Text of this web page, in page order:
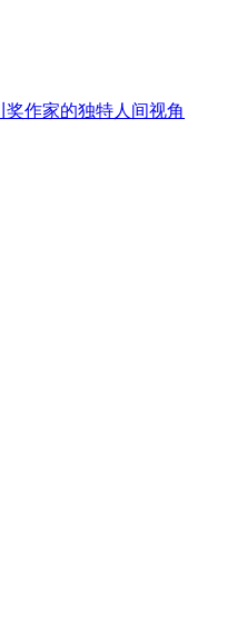
奖作家的独特人间视角